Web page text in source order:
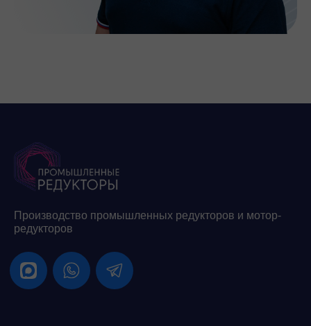
Производство промышленных редукторов и мотор-
редукторов